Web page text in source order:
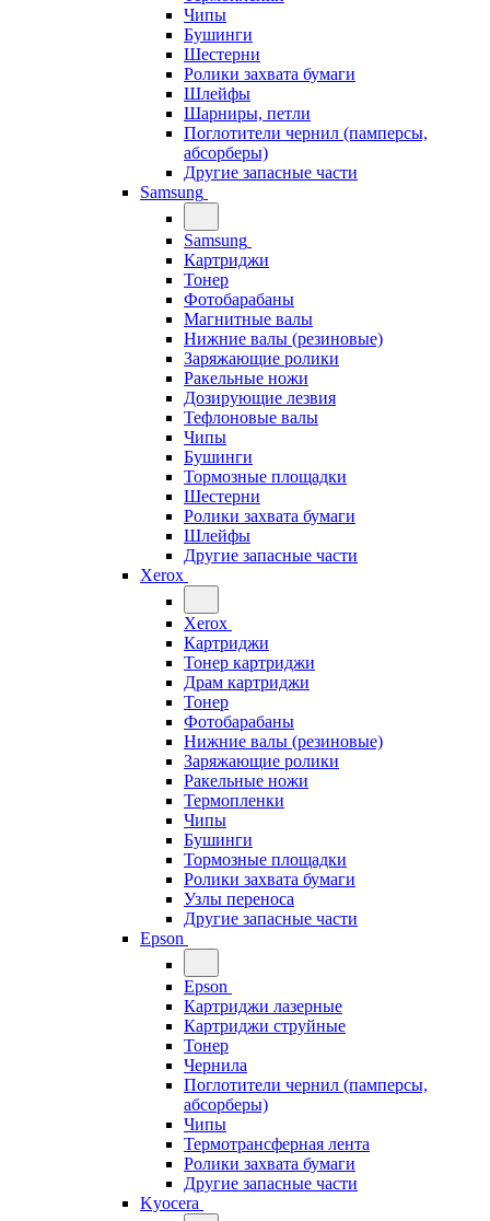
Чипы
Бушинги
Шестерни
Ролики захвата бумаги
Шлейфы
Шарниры, петли
Поглотители чернил (памперсы,
абсорберы)
Другие запасные части
Samsung
Samsung
Картриджи
Тонер
Фотобарабаны
Магнитные валы
Нижние валы (резиновые)
Заряжающие ролики
Ракельные ножи
Дозирующие лезвия
Тефлоновые валы
Чипы
Бушинги
Тормозные площадки
Шестерни
Ролики захвата бумаги
Шлейфы
Другие запасные части
Xerox
Xerox
Картриджи
Тонер картриджи
Драм картриджи
Тонер
Фотобарабаны
Нижние валы (резиновые)
Заряжающие ролики
Ракельные ножи
Термопленки
Чипы
Бушинги
Тормозные площадки
Ролики захвата бумаги
Узлы переноса
Другие запасные части
Epson
Epson
Картриджи лазерные
Картриджи струйные
Тонер
Чернила
Поглотители чернил (памперсы,
абсорберы)
Чипы
Термотрансферная лента
Ролики захвата бумаги
Другие запасные части
Kyocera